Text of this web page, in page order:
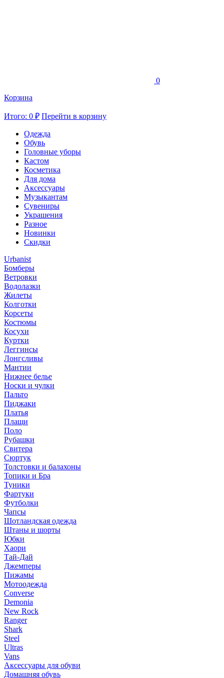
0
Корзина
Итого: 0 ₽ Перейти в корзину
Одежда
Обувь
Головные уборы
Кастом
Косметика
Для дома
Аксессуары
Музыкантам
Сувениры
Украшения
Разное
Новинки
Скидки
Urbanist
Бомберы
Ветровки
Водолазки
Жилеты
Колготки
Корсеты
Костюмы
Косухи
Куртки
Леггинсы
Лонгсливы
Мантии
Нижнее белье
Носки и чулки
Пальто
Пиджаки
Платья
Плащи
Поло
Рубашки
Свитера
Сюртук
Толстовки и балахоны
Топики и Бра
Туники
Фартуки
Футболки
Чапсы
Шотландская одежда
Штаны и шорты
Юбки
Хаори
Тай-Дай
Джемперы
Пижамы
Мотоодежда
Converse
Demonia
New Rock
Ranger
Shark
Steel
Ultras
Vans
Аксессуары для обуви
Домашняя обувь